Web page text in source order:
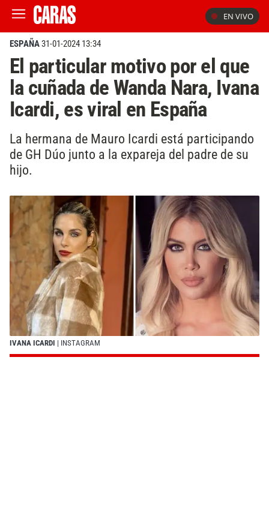
EN VIVO
ESPAÑA31-01-2024 13:34
El particular motivo por el que
la cuñada de Wanda Nara, Ivana
Icardi, es viral en España
La hermana de Mauro Icardi está participando
de GH Dúo junto a la expareja del padre de su
hijo.
IVANA ICARDI | INSTAGRAM